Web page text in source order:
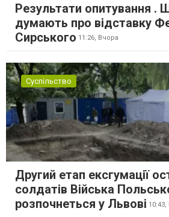
Результати опитування .
думають про відставку
Сирського 11:26, Вчора
Суспільство
Другий етап ексгумації
солдатів Війська
розпочнеться у Львові 10:43,